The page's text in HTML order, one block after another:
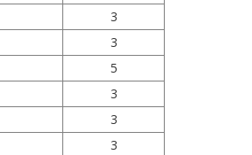
3
3
5
3
3
3